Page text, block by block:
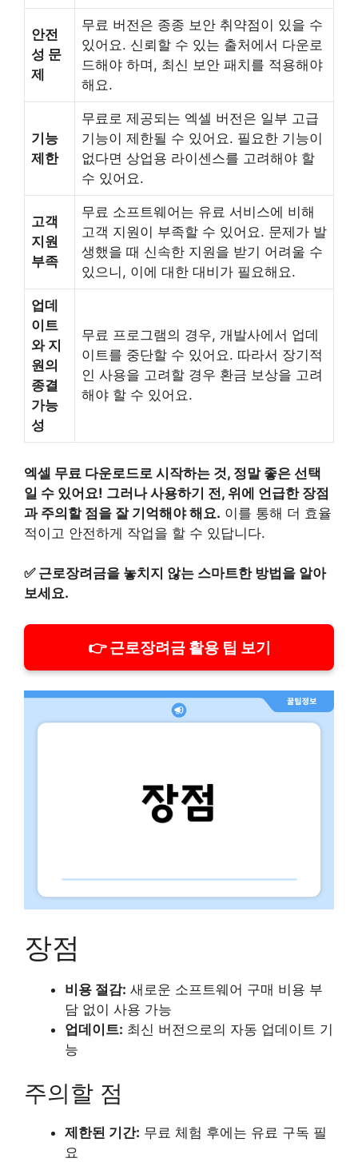
안전
성 문
제
무료 버전은 종종 보안 취약점이 있을 수
있어요. 신뢰할 수 있는 출처에서 다운로
드해야 하며, 최신 보안 패치를 적용해야
해요.
기능
제한
무료로 제공되는 엑셀 버전은 일부 고급
기능이 제한될 수 있어요. 필요한 기능이
없다면 상업용 라이센스를 고려해야 할
수 있어요.
고객
지원
부족
무료 소프트웨어는 유료 서비스에 비해
고객 지원이 부족할 수 있어요. 문제가 발
생했을 때 신속한 지원을 받기 어려울 수
있으니, 이에 대한 대비가 필요해요.
업데
이트
와 지
원의
종결
가능
성
무료 프로그램의 경우, 개발사에서 업데
이트를 중단할 수 있어요. 따라서 장기적
인 사용을 고려할 경우 환금 보상을 고려
해야 할 수 있어요.
엑셀 무료 다운로드로 시작하는 것, 정말 좋은 선택
일 수 있어요! 그러나 사용하기 전, 위에 언급한 장점
과 주의할 점을 잘 기억해야 해요. 이를 통해 더 효율
적이고 안전하게 작업을 할 수 있답니다.
✅ 근로장려금을 놓치지 않는 스마트한 방법을 알아
보세요.
👉 근로장려금 활용 팁 보기
장점
비용 절감: 새로운 소프트웨어 구매 비용 부
담 없이 사용 가능
업데이트: 최신 버전으로의 자동 업데이트 기
능
주의할 점
제한된 기간: 무료 체험 후에는 유료 구독 필
요